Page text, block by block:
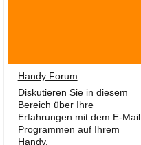
Handy Forum
Diskutieren Sie in diesem
Bereich über Ihre
Erfahrungen mit dem E-Mail
Programmen auf Ihrem
Handy.